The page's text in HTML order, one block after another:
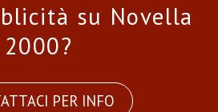
su Novella
2000?
PER INFO